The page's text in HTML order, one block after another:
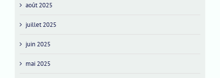
août 2025
juillet 2025
juin 2025
mai 2025